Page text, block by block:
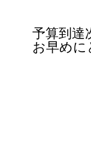
予算到達
お早めに